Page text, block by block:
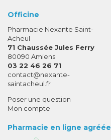
Officine
Pharmacie Nexante Saint-
Acheul
71 Chaussée Jules Ferry
80090 Amiens
03 22 46 26 71
contact-
@-
nexante-
saintacheul.fr
Poser une question
Mon compte
Pharmacie en ligne agréée